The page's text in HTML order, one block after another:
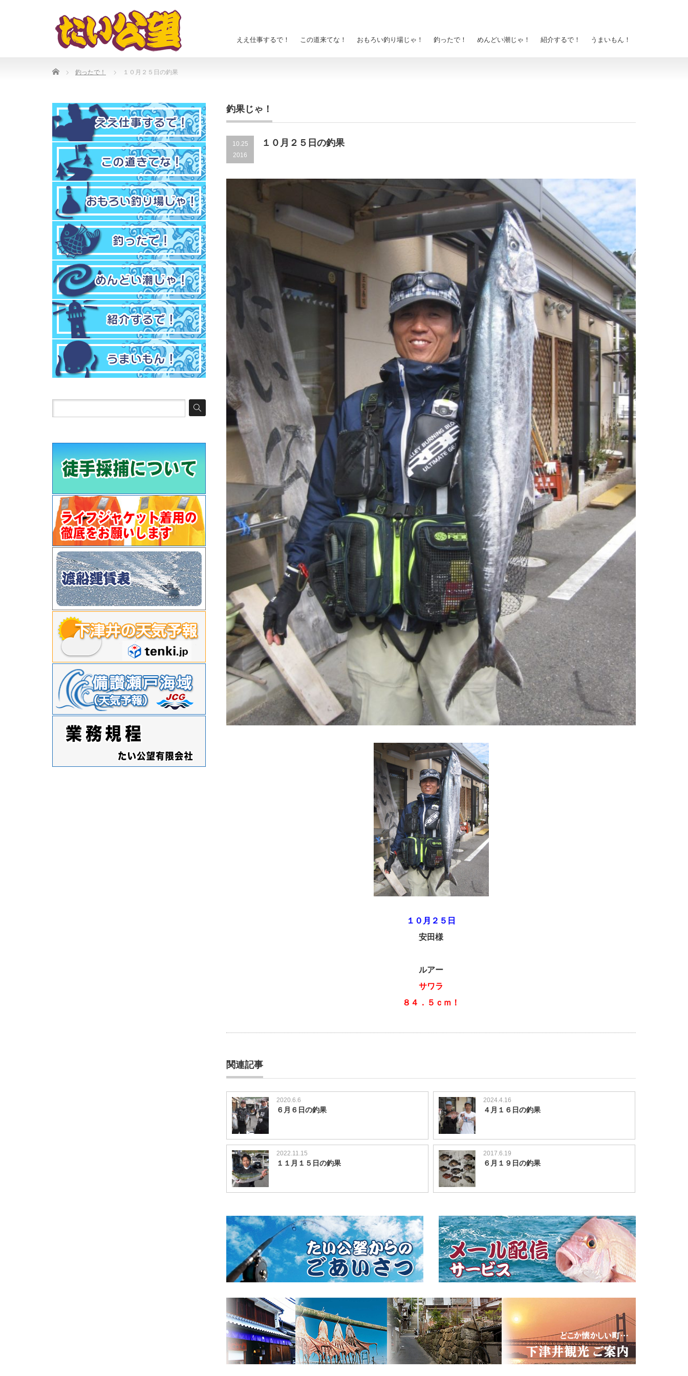
ええ仕事するで！ この道来てな！ おもろい釣り場じゃ！ 釣ったで！ めんどい潮じゃ！ 紹介するで！ うまいもん！
Home 釣ったで！ １０月２５日の釣果
釣果じゃ！
10.25
2016
１０月２５日の釣果
１０月２５日
安田様
ルアー
サワラ
８４．５ｃｍ！
関連記事
2020.6.6
６月６日の釣果
2024.4.16
４月１６日の釣果
2022.11.15
１１月１５日の釣果
2017.6.19
６月１９日の釣果